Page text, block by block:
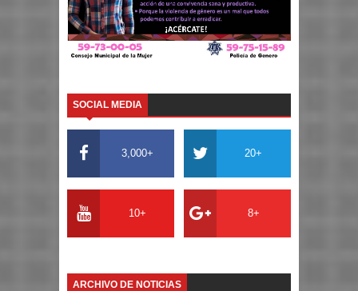
SOCIAL MEDIA
3,000+ 20+
10+ 8+
ARCHIVO DE NOTICIAS